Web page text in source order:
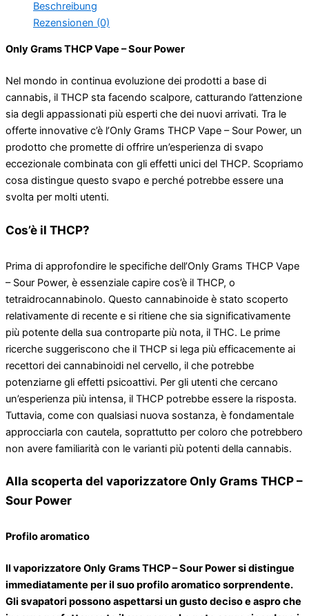
Beschreibung
Rezensionen (0)
Only Grams THCP Vape – Sour Power
Nel mondo in continua evoluzione dei prodotti a base di
cannabis, il THCP sta facendo scalpore, catturando l’attenzione
sia degli appassionati più esperti che dei nuovi arrivati. Tra le
offerte innovative c’è l’Only Grams THCP Vape – Sour Power, un
prodotto che promette di offrire un’esperienza di svapo
eccezionale combinata con gli effetti unici del THCP. Scopriamo
cosa distingue questo svapo e perché potrebbe essere una
svolta per molti utenti.
Cos’è il THCP?
Prima di approfondire le specifiche dell’Only Grams THCP Vape
– Sour Power, è essenziale capire cos’è il THCP, o
tetraidrocannabinolo. Questo cannabinoide è stato scoperto
relativamente di recente e si ritiene che sia significativamente
più potente della sua controparte più nota, il THC. Le prime
ricerche suggeriscono che il THCP si lega più efficacemente ai
recettori dei cannabinoidi nel cervello, il che potrebbe
potenziarne gli effetti psicoattivi. Per gli utenti che cercano
un’esperienza più intensa, il THCP potrebbe essere la risposta.
Tuttavia, come con qualsiasi nuova sostanza, è fondamentale
approcciarla con cautela, soprattutto per coloro che potrebbero
non avere familiarità con le varianti più potenti della cannabis.
Alla scoperta del vaporizzatore Only Grams THCP –
Sour Power
Profilo aromatico
Il vaporizzatore Only Grams THCP – Sour Power si distingue
immediatamente per il suo profilo aromatico sorprendente.
Gli svapatori possono aspettarsi un gusto deciso e aspro che